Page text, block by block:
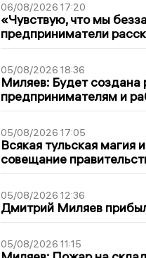
06/08/2026 17:20
«Чувствую, что мы
предприниматели
05/08/2026 18:36
Миляев: Будет создана
предпринимателям и
05/08/2026 17:05
Всякая тульская магия
совещание
05/08/2026 12:36
Дмитрий Миляев
05/08/2026 11:15